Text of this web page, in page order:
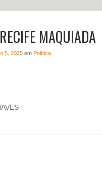
PERFIL
CONTATO
MAQUIADA
5, 2025em Política